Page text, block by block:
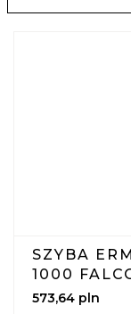
SZYBA
1000
573,64 pln